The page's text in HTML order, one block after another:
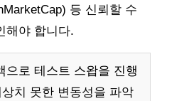
등 신뢰할 수
해야 합니다.
으로 테스트 스왑을 진행
치 못한 변동성을 파악